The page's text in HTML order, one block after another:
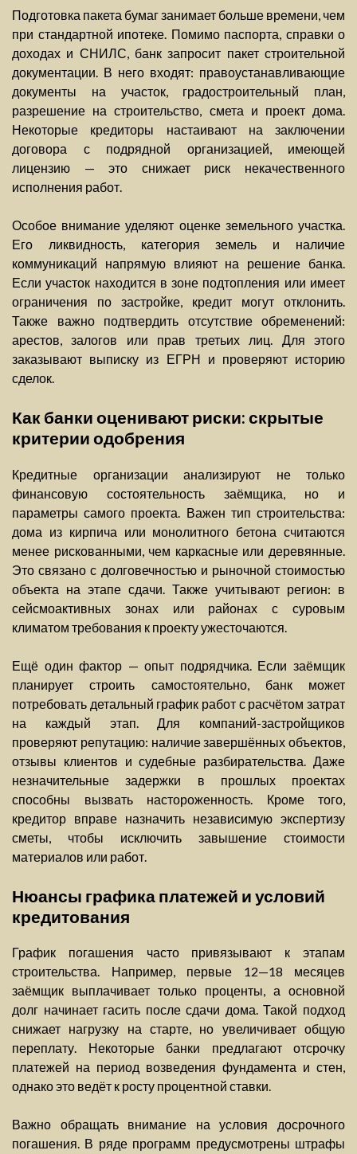
Подготовка пакета бумаг занимает больше времени, чем
при стандартной ипотеке. Помимо паспорта, справки о
доходах и СНИЛС, банк запросит пакет строительной
документации. В него входят: правоустанавливающие
документы на участок, градостроительный план,
разрешение на строительство, смета и проект дома.
Некоторые кредиторы настаивают на заключении
договора с подрядной организацией, имеющей
лицензию — это снижает риск некачественного
исполнения работ.
Особое внимание уделяют оценке земельного участка.
Его ликвидность, категория земель и наличие
коммуникаций напрямую влияют на решение банка.
Если участок находится в зоне подтопления или имеет
ограничения по застройке, кредит могут отклонить.
Также важно подтвердить отсутствие обременений:
арестов, залогов или прав третьих лиц. Для этого
заказывают выписку из ЕГРН и проверяют историю
сделок.
Как банки оценивают риски: скрытые
критерии одобрения
Кредитные организации анализируют не только
финансовую состоятельность заёмщика, но и
параметры самого проекта. Важен тип строительства:
дома из кирпича или монолитного бетона считаются
менее рискованными, чем каркасные или деревянные.
Это связано с долговечностью и рыночной стоимостью
объекта на этапе сдачи. Также учитывают регион: в
сейсмоактивных зонах или районах с суровым
климатом требования к проекту ужесточаются.
Ещё один фактор — опыт подрядчика. Если заёмщик
планирует строить самостоятельно, банк может
потребовать детальный график работ с расчётом затрат
на каждый этап. Для компаний-застройщиков
проверяют репутацию: наличие завершённых объектов,
отзывы клиентов и судебные разбирательства. Даже
незначительные задержки в прошлых проектах
способны вызвать настороженность. Кроме того,
кредитор вправе назначить независимую экспертизу
сметы, чтобы исключить завышение стоимости
материалов или работ.
Нюансы графика платежей и условий
кредитования
График погашения часто привязывают к этапам
строительства. Например, первые 12—18 месяцев
заёмщик выплачивает только проценты, а основной
долг начинает гасить после сдачи дома. Такой подход
снижает нагрузку на старте, но увеличивает общую
переплату. Некоторые банки предлагают отсрочку
платежей на период возведения фундамента и стен,
однако это ведёт к росту процентной ставки.
Важно обращать внимание на условия досрочного
погашения. В ряде программ предусмотрены штрафы